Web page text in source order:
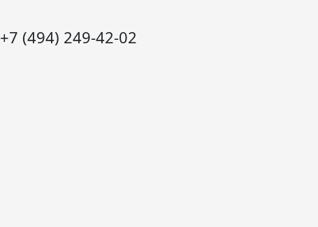
+7 (494) 249-42-02